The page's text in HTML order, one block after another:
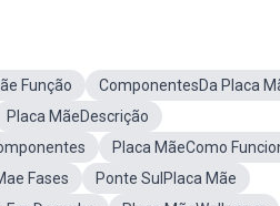
Função
ComponentesDa Placa
Placa MãeDescrição
Placa MãeComo
Fases
Ponte SulPlaca Mãe